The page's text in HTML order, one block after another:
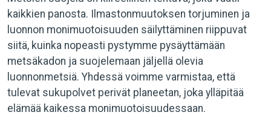
kaikkien panosta. Ilmastonmuutoksen torjuminen ja
luonnon monimuotoisuuden säilyttäminen riippuvat
siitä, kuinka nopeasti pystymme pysäyttämään
metsäkadon ja suojelemaan jäljellä olevia
luonnonmetsiä. Yhdessä voimme varmistaa, että
tulevat sukupolvet perivät planeetan, joka ylläpitää
elämää kaikessa monimuotoisuudessaan.